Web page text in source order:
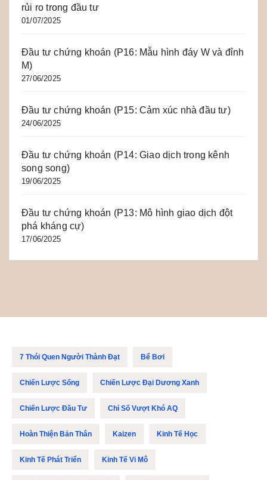
rủi ro trong đầu tư
01/07/2025
Đầu tư chứng khoán (P16: Mẫu hình đáy W và đỉnh
M)
27/06/2025
Đầu tư chứng khoán (P15: Cảm xúc nhà đầu tư)
24/06/2025
Đầu tư chứng khoán (P14: Giao dịch trong kênh
song song)
19/06/2025
Đầu tư chứng khoán (P13: Mô hình giao dịch đột
phá kháng cự)
17/06/2025
7 Thói Quen Người Thành Đạt Bể Bơi
Chiến Lược Sống Chiến Lược Đại Dương Xanh
Chiến Lược Đầu Tư Chỉ Số Vượt Khó AQ
Hoàn Thiện Bản Thân Kaizen Kinh Tế Học
Kinh Tế Phát Triển Kinh Tế Vi Mô